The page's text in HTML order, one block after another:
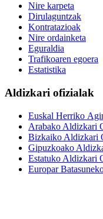
Nire karpeta
Dirulaguntzak
Kontratazioak
Nire ordainketa
Eguraldia
Trafikoaren egoera
Estatistika
Aldizkari ofizialak
Euskal Herriko
Arabako Aldizkari
Bizkaiko Aldizkari
Gipuzkoako
Estatuko Aldizkari
Europar